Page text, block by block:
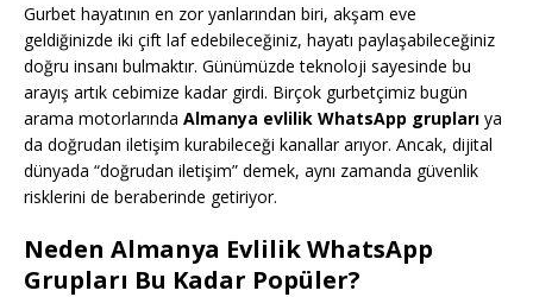
Gurbet hayatının en zor yanlarından biri, akşam eve
geldiğinizde iki çift laf edebileceğiniz, hayatı paylaşabileceğiniz
doğru insanı bulmaktır. Günümüzde teknoloji sayesinde bu
arayış artık cebimize kadar girdi. Birçok gurbetçimiz bugün
arama motorlarında Almanya evlilik WhatsApp grupları ya
da doğrudan iletişim kurabileceği kanallar arıyor. Ancak, dijital
dünyada “doğrudan iletişim” demek, aynı zamanda güvenlik
risklerini de beraberinde getiriyor.
Neden Almanya Evlilik WhatsApp
Grupları Bu Kadar Popüler?